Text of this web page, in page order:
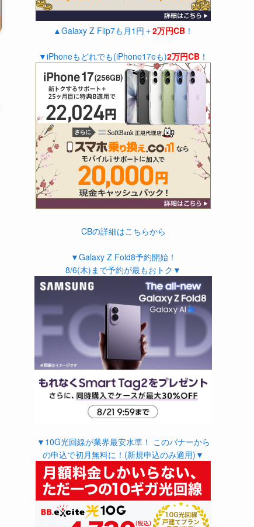
▲Galaxy Z Flip7も月1円＋2万円CB ！
▼iPhoneもどれでも(iPhone17eも)2万円CB ！
CBの詳細はこちらから
▼Galaxy Z Fold8予約開始！
8/6(木)まで予約が最もおトク▼
▼10G光回線が業界最安水準！ このバナーから
の申込で初月無料に！(新規申込のみ適用)▼